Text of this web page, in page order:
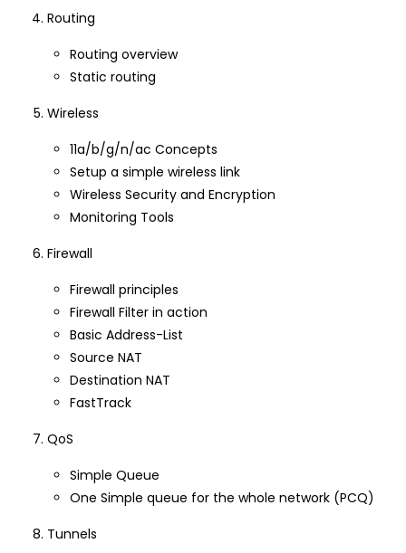
Routing
Routing overview
Static routing
Wireless
11a/b/g/n/ac Concepts
Setup a simple wireless link
Wireless Security and Encryption
Monitoring Tools
Firewall
Firewall principles
Firewall Filter in action
Basic Address-List
Source NAT
Destination NAT
FastTrack
QoS
Simple Queue
One Simple queue for the whole network (PCQ)
Tunnels